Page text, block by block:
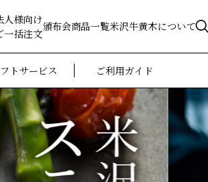
人様向け
一括注文
頒布会商品一覧米沢牛黄木について
トサービス ご利用ガイド